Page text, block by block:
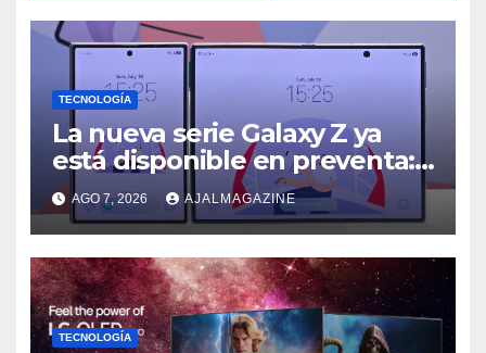
TECNOLOGÍA
La nueva serie Galaxy Z ya
está disponible en preventa:
descubre el siguiente nivel
de innovación plegable
AGO 7, 2026 AJALMAGAZINE
TECNOLOGÍA